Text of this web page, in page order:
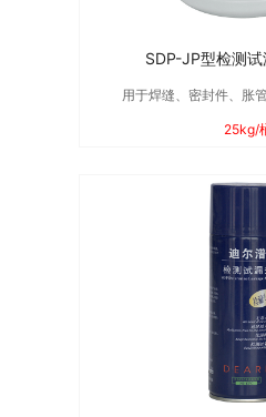
SDP-JP型检测
用于焊缝、密封件、胀
25kg/